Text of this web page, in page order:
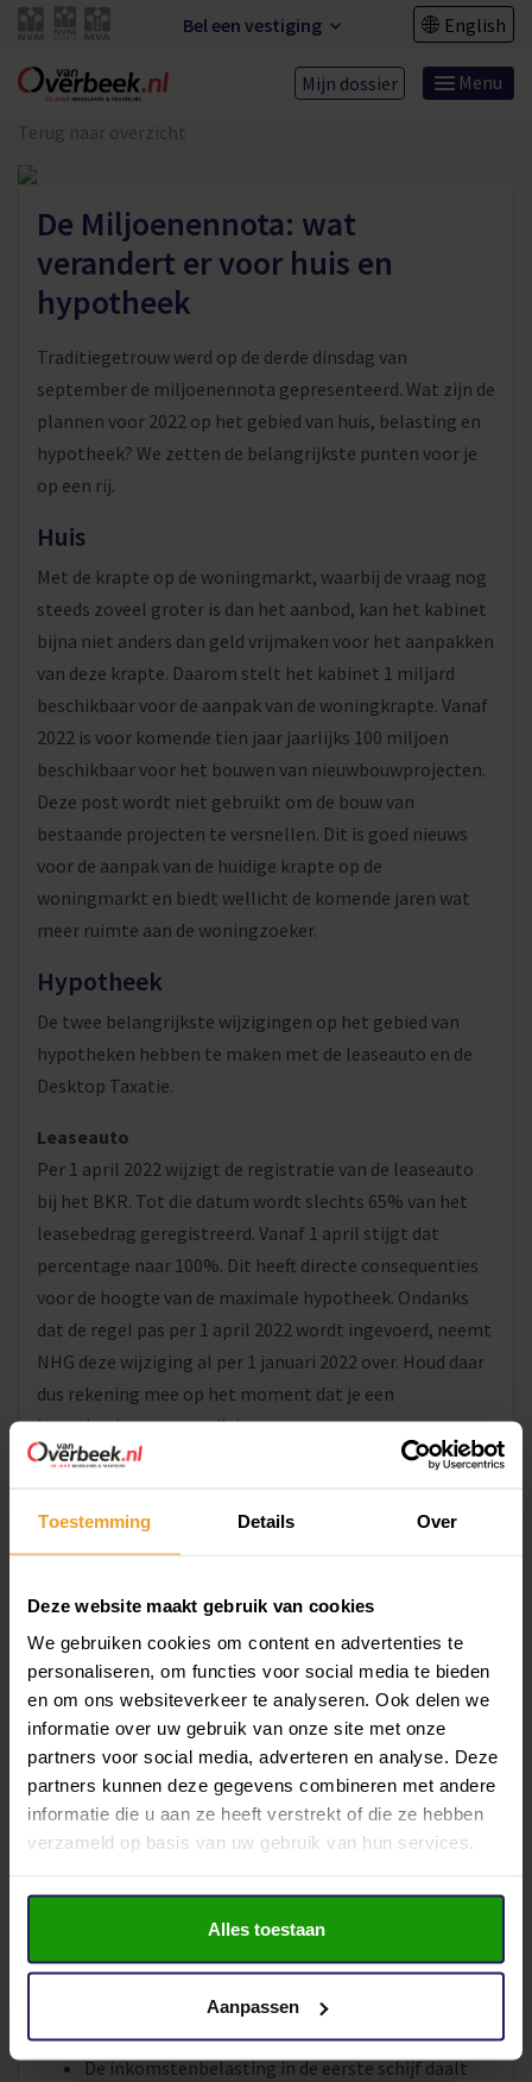
Toestemming Details Over
Deze website maakt gebruik van cookies
We gebruiken cookies om content en advertenties te
personaliseren, om functies voor social media te bieden
en om ons websiteverkeer te analyseren. Ook delen we
informatie over uw gebruik van onze site met onze
partners voor social media, adverteren en analyse. Deze
partners kunnen deze gegevens combineren met andere
informatie die u aan ze heeft verstrekt of die ze hebben
verzameld op basis van uw gebruik van hun services.
Alles toestaan
Aanpassen
Bel een vestiging English
Mijn dossier Menu
Terug naar overzicht
De Miljoenennota: wat
verandert er voor huis en
hypotheek
Traditiegetrouw werd op de derde dinsdag van
september de miljoenennota gepresenteerd. Wat zijn de
plannen voor 2022 op het gebied van huis, belasting en
hypotheek? We zetten de belangrijkste punten voor je
op een rij.
Huis
Met de krapte op de woningmarkt, waarbij de vraag nog
steeds zoveel groter is dan het aanbod, kan het kabinet
bijna niet anders dan geld vrijmaken voor het aanpakken
van deze krapte. Daarom stelt het kabinet 1 miljard
beschikbaar voor de aanpak van de woningkrapte. Vanaf
2022 is voor komende tien jaar jaarlijks 100 miljoen
beschikbaar voor het bouwen van nieuwbouwprojecten.
Deze post wordt niet gebruikt om de bouw van
bestaande projecten te versnellen. Dit is goed nieuws
voor de aanpak van de huidige krapte op de
woningmarkt en biedt wellicht de komende jaren wat
meer ruimte aan de woningzoeker.
Hypotheek
De twee belangrijkste wijzigingen op het gebied van
hypotheken hebben te maken met de leaseauto en de
Desktop Taxatie.
Leaseauto
Per 1 april 2022 wijzigt de registratie van de leaseauto
bij het BKR. Tot die datum wordt slechts 65% van het
leasebedrag geregistreerd. Vanaf 1 april stijgt dat
percentage naar 100%. Dit heeft directe consequenties
voor de hoogte van de maximale hypotheek. Ondanks
dat de regel pas per 1 april 2022 wordt ingevoerd, neemt
NHG deze wijziging al per 1 januari 2022 over. Houd daar
dus rekening mee op het moment dat je een
hypotheekaanvraag wil doen.
Met de introductie van de Desktop Taxatie, werden de
Taxatie hoeft er namelijk geen taxateur langs te komen,
maar wordt de waarde online bepaald aan de hand van
een model. Deze waarde wordt vervolgens door een
taxateur gecontroleerd. De Desktop Taxatie scheelt al
snel € 350,-. Vanaf 1 januari 2022 is het ook mogelijk de
Desktop Taxatie te gebruiken bij de afkoop van
erfpacht, verbouwing en het financieren van
energiebesparende middelen. Houd er wel rekening mee
woningwaarde kunt lenen.
die vanaf 2022 gaan veranderen.
De inkomstenbelasting in de eerste schijf daalt